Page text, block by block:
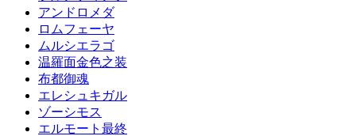
アンドロメダ
ロムフェーヤ
ムルシエラゴ
温羅面金色之装
布都御魂
エレシュキガル
ゾーシモス
エルモート最終